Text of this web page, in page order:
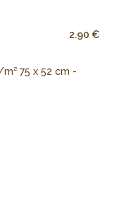
2.90 €